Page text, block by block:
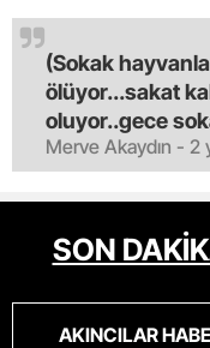
Merve Akaydın - 2
(Sokak
ölüyor...sakat
oluyor..gece
saciyorlar.araba
alan tipler
masum algısı
cinsini bile
SON
AKINCILAR